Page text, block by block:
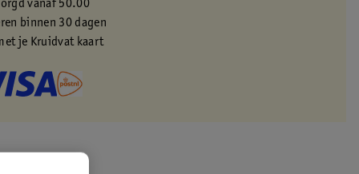
vanaf 50.00
binnen 30 dagen
je Kruidvat kaart